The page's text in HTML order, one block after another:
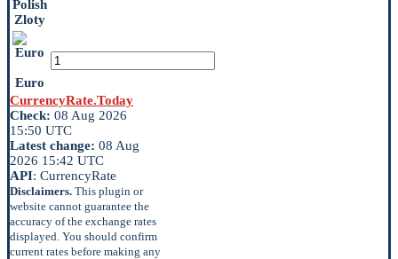
Polish
Zloty
Euro
CurrencyRate.Today
Check: 08 Aug 2026
15:50 UTC
Latest change: 08 Aug
2026 15:42 UTC
API: CurrencyRate
Disclaimers. This plugin or
website cannot guarantee the
accuracy of the exchange rates
displayed. You should confirm
current rates before making any